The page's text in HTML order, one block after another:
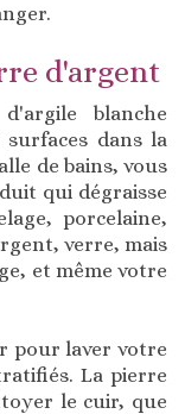
d'argent
blanche
dans la
de bains, vous
qui dégraisse
porcelaine,
verre, mais
et même votre
pour laver votre
La pierre
le cuir, que